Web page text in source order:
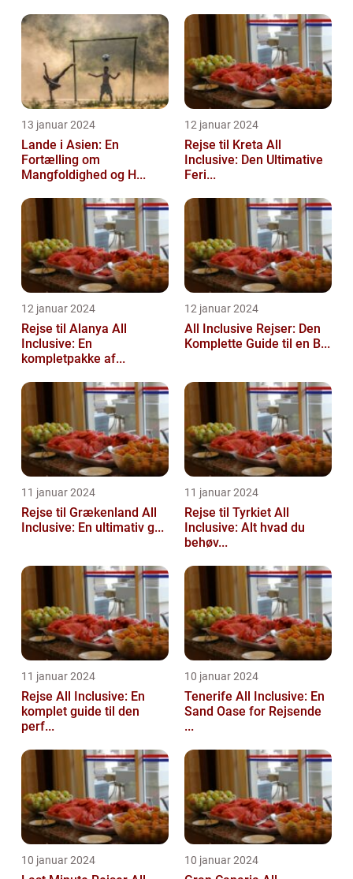
13 januar 2024
Lande i Asien: En
Fortælling om
Mangfoldighed og H...
12 januar 2024
Rejse til Kreta All
Inclusive: Den Ultimative
Feri...
12 januar 2024
Rejse til Alanya All
Inclusive: En
kompletpakke af...
12 januar 2024
All Inclusive Rejser: Den
Komplette Guide til en B...
11 januar 2024
Rejse til Grækenland All
Inclusive: En ultimativ g...
11 januar 2024
Rejse til Tyrkiet All
Inclusive: Alt hvad du
behøv...
11 januar 2024
Rejse All Inclusive: En
komplet guide til den
perf...
10 januar 2024
Tenerife All Inclusive: En
Sand Oase for Rejsende
...
10 januar 2024 10 januar 2024